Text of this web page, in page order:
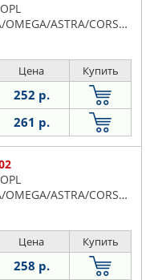
OMEGA/ASTRA/CORSA/
Цена Купить
252 р.
261 р.
OMEGA/ASTRA/CORSA/
Цена Купить
258 р.